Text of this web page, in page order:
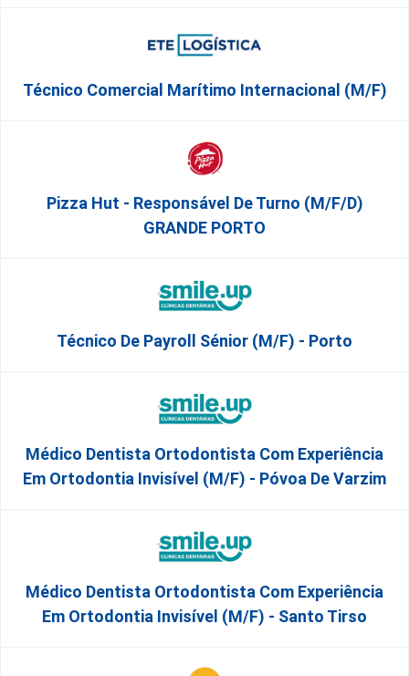
Técnico Comercial Marítimo Internacional (m/f)
Pizza Hut - Responsável De Turno (m/f/d)
GRANDE PORTO
Técnico De Payroll Sénior (M/F) - Porto
Médico Dentista Ortodontista Com Experiência
Em Ortodontia Invisível (M/F) - Póvoa De Varzim
Médico Dentista Ortodontista Com Experiência
Em Ortodontia Invisível (M/F) - Santo Tirso